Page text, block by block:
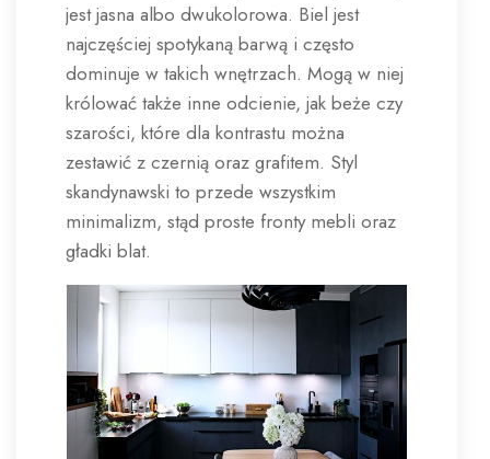
jest jasna albo dwukolorowa. Biel jest
najczęściej spotykaną barwą i często
dominuje w takich wnętrzach. Mogą w niej
królować także inne odcienie, jak beże czy
szarości, które dla kontrastu można
zestawić z czernią oraz grafitem. Styl
skandynawski to przede wszystkim
minimalizm, stąd proste fronty mebli oraz
gładki blat.